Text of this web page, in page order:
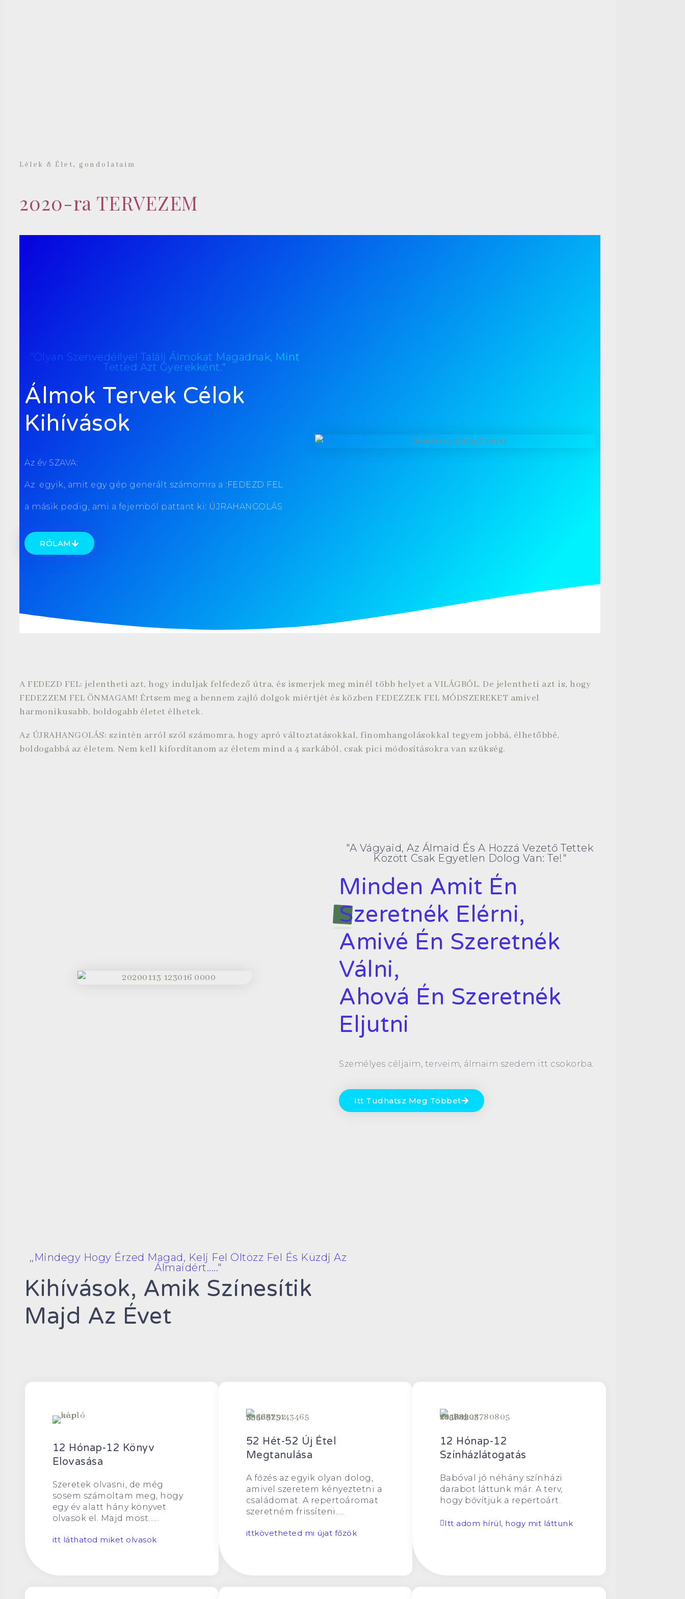
Lélek & Élet, gondolataim
2020-ra TERVEZEM
"Olyan Szenvedéllyel Találj Álmokat Magadnak, Mint
Tetted Azt Gyerekként."
Álmok Tervek Célok
Kihívások
Az év SZAVA:
Az egyik, amit egy gép generált számomra a :FEDEZD FEL
a másik pedig, ami a fejemből pattant ki: ÚJRAHANGOLÁS
RÓLAM
A FEDEZD FEL: jelentheti azt, hogy induljak felfedező útra, és ismerjek meg minél több helyet a VILÁGBÓL. De jelentheti azt is, hogy
FEDEZZEM FEL ÖNMAGAM! Értsem meg a bennem zajló dolgok miértjét és közben FEDEZZEK FEL MÓDSZEREKET amivel
harmonikusabb, boldogabb életet élhetek.
Az ÚJRAHANGOLÁS: szintén arról szól számomra, hogy apró változtatásokkal, finomhangolásokkal tegyem jobbá, élhetőbbé,
boldogabbá az életem. Nem kell kifordítanom az életem mind a 4 sarkából, csak pici módosításokra van szükség.
"A Vágyaid, Az Álmaid És A Hozzá Vezető Tettek
Között Csak Egyetlen Dolog Van: Te!"
Minden Amit Én
Szeretnék Elérni,
Amivé Én Szeretnék
Válni,
Ahová Én Szeretnék
Eljutni
Személyes céljaim, terveim, álmaim szedem itt csokorba.
Itt Tudhatsz Meg Többet
,,Mindegy Hogy Érzed Magad, Kelj Fel Öltözz Fel És Küzdj Az
Álmaidért....."
Kihívások, Amik Színesítik
Majd Az Évet
12 Hónap-12 Könyv
Elovasása
Szeretek olvasni, de még
sosem számoltam meg, hogy
egy év alatt hány könyvet
olvasok el. Majd most......
itt láthatod miket olvasok
52 Hét-52 Új Étel
Megtanulása
A főzés az egyik olyan dolog,
amivel szeretem kényeztetni a
családomat. A repertoáromat
szeretném frissíteni.....
ittkövetheted mi újat főzök
12 Hónap-12
Színházlátogatás
Babóval jó néhány színházi
darabot láttunk már. A terv,
hogy bővítjük a repertoárt.
Itt adom hírül, hogy mit láttunk